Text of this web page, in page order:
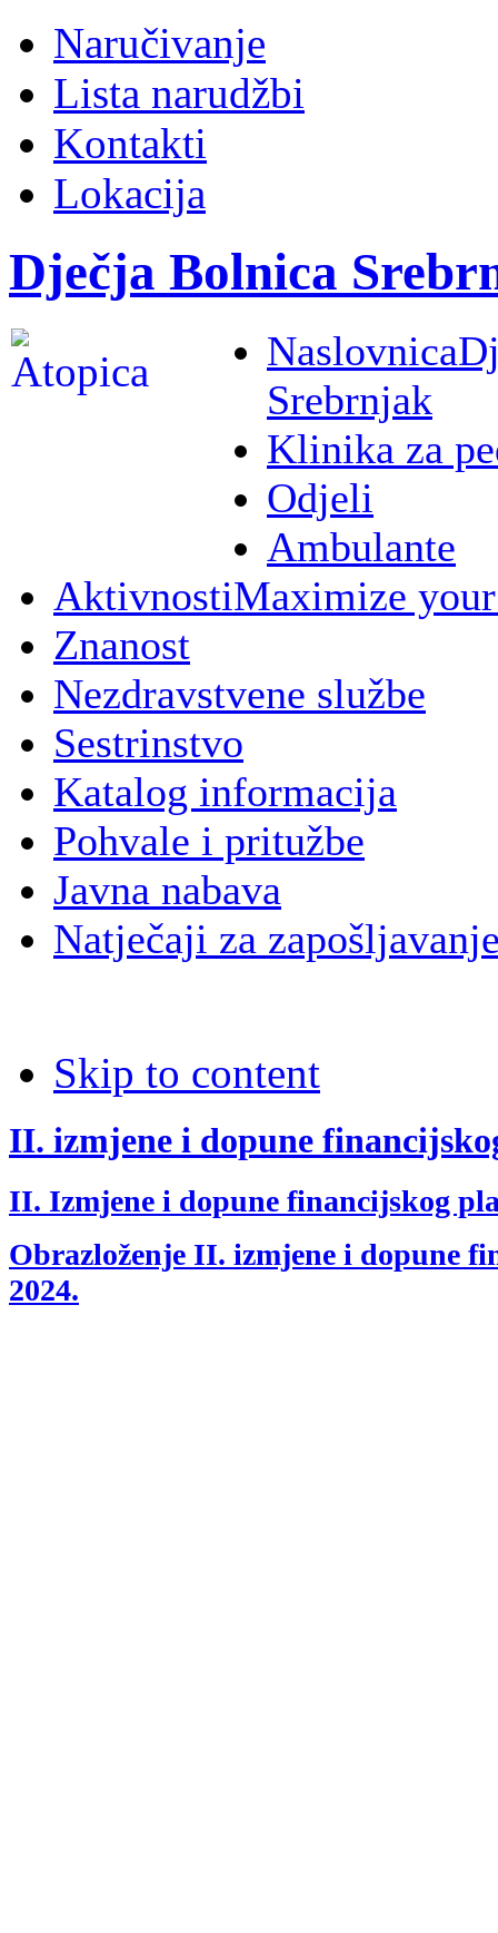
Naručivanje
Lista narudžbi
Kontakti
Lokacija
Dječja Bolnica
Naslovnica
Srebrnjak
Klinika za
Odjeli
Ambulante
AktivnostiMaximize
Znanost
Nezdravstvene službe
Sestrinstvo
Katalog informacija
Pohvale i pritužbe
Javna nabava
Natječaji za
Skip to content
II. izmjene i dopune
II. Izmjene i dopune financijskog
Obrazloženje II. izmjene i dopune
2024.